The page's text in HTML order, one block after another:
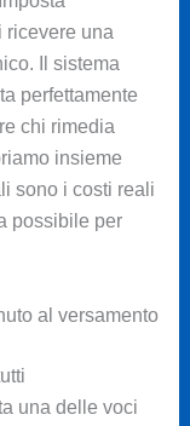
ricevere una
Il sistema
perfettamente
chi rimedia
insieme
sono i costi reali
possibile per
al versamento
una delle voci